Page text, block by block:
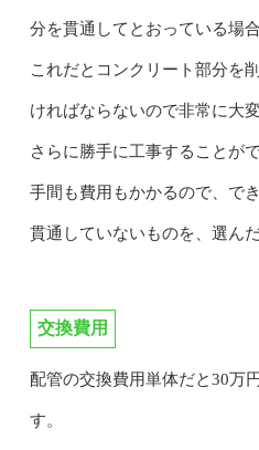
分を貫通してとおっている場
これだとコンクリート部分を
ければならないので非常に大変
さらに勝手に工事することが
手間も費用もかかるので、で
貫通していないものを、選ん
交換費用
配管の交換費用単体だと30万
す。